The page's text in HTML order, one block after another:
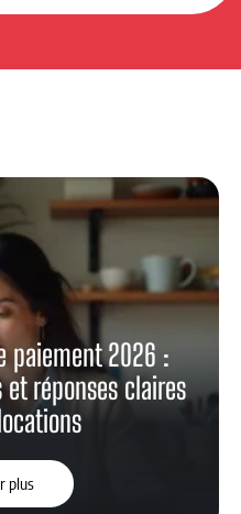
paiement 2026 :
réponses claires
plus